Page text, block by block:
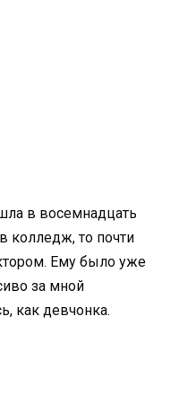
в восемнадцать
колледж, то почти
Ему было уже
за мной
как девчонка.